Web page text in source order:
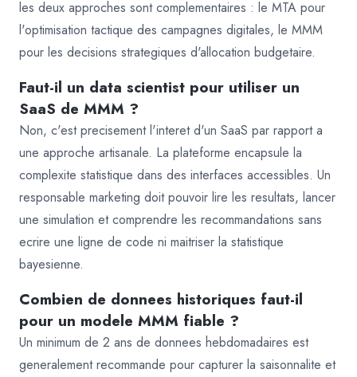
les deux approches sont complementaires : le MTA pour
l'optimisation tactique des campagnes digitales, le MMM
pour les decisions strategiques d'allocation budgetaire.
Faut-il un data scientist pour utiliser un
SaaS de MMM ?
Non, c'est precisement l'interet d'un SaaS par rapport a
une approche artisanale. La plateforme encapsule la
complexite statistique dans des interfaces accessibles. Un
responsable marketing doit pouvoir lire les resultats, lancer
une simulation et comprendre les recommandations sans
ecrire une ligne de code ni maitriser la statistique
bayesienne.
Combien de donnees historiques faut-il
pour un modele MMM fiable ?
Un minimum de 2 ans de donnees hebdomadaires est
generalement recommande pour capturer la saisonnalite et